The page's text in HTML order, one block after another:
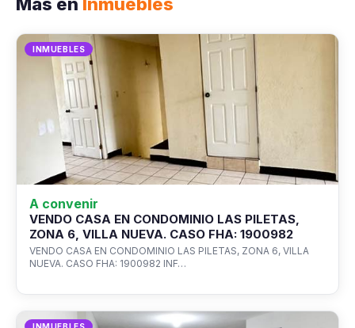
INMUEBLES
A convenir
VENDO CASA EN CONDOMINIO LAS PILETAS,
ZONA 6, VILLA NUEVA. CASO FHA: 1900982
VENDO CASA EN CONDOMINIO LAS PILETAS, ZONA 6, VILLA
NUEVA. CASO FHA: 1900982 INF…
INMUEBLES